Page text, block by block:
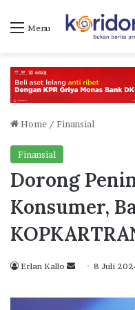
Menu
Home / Finansial
Finansial
Dorong
Konsumer,
Erlan Kallo
n
8 Juli